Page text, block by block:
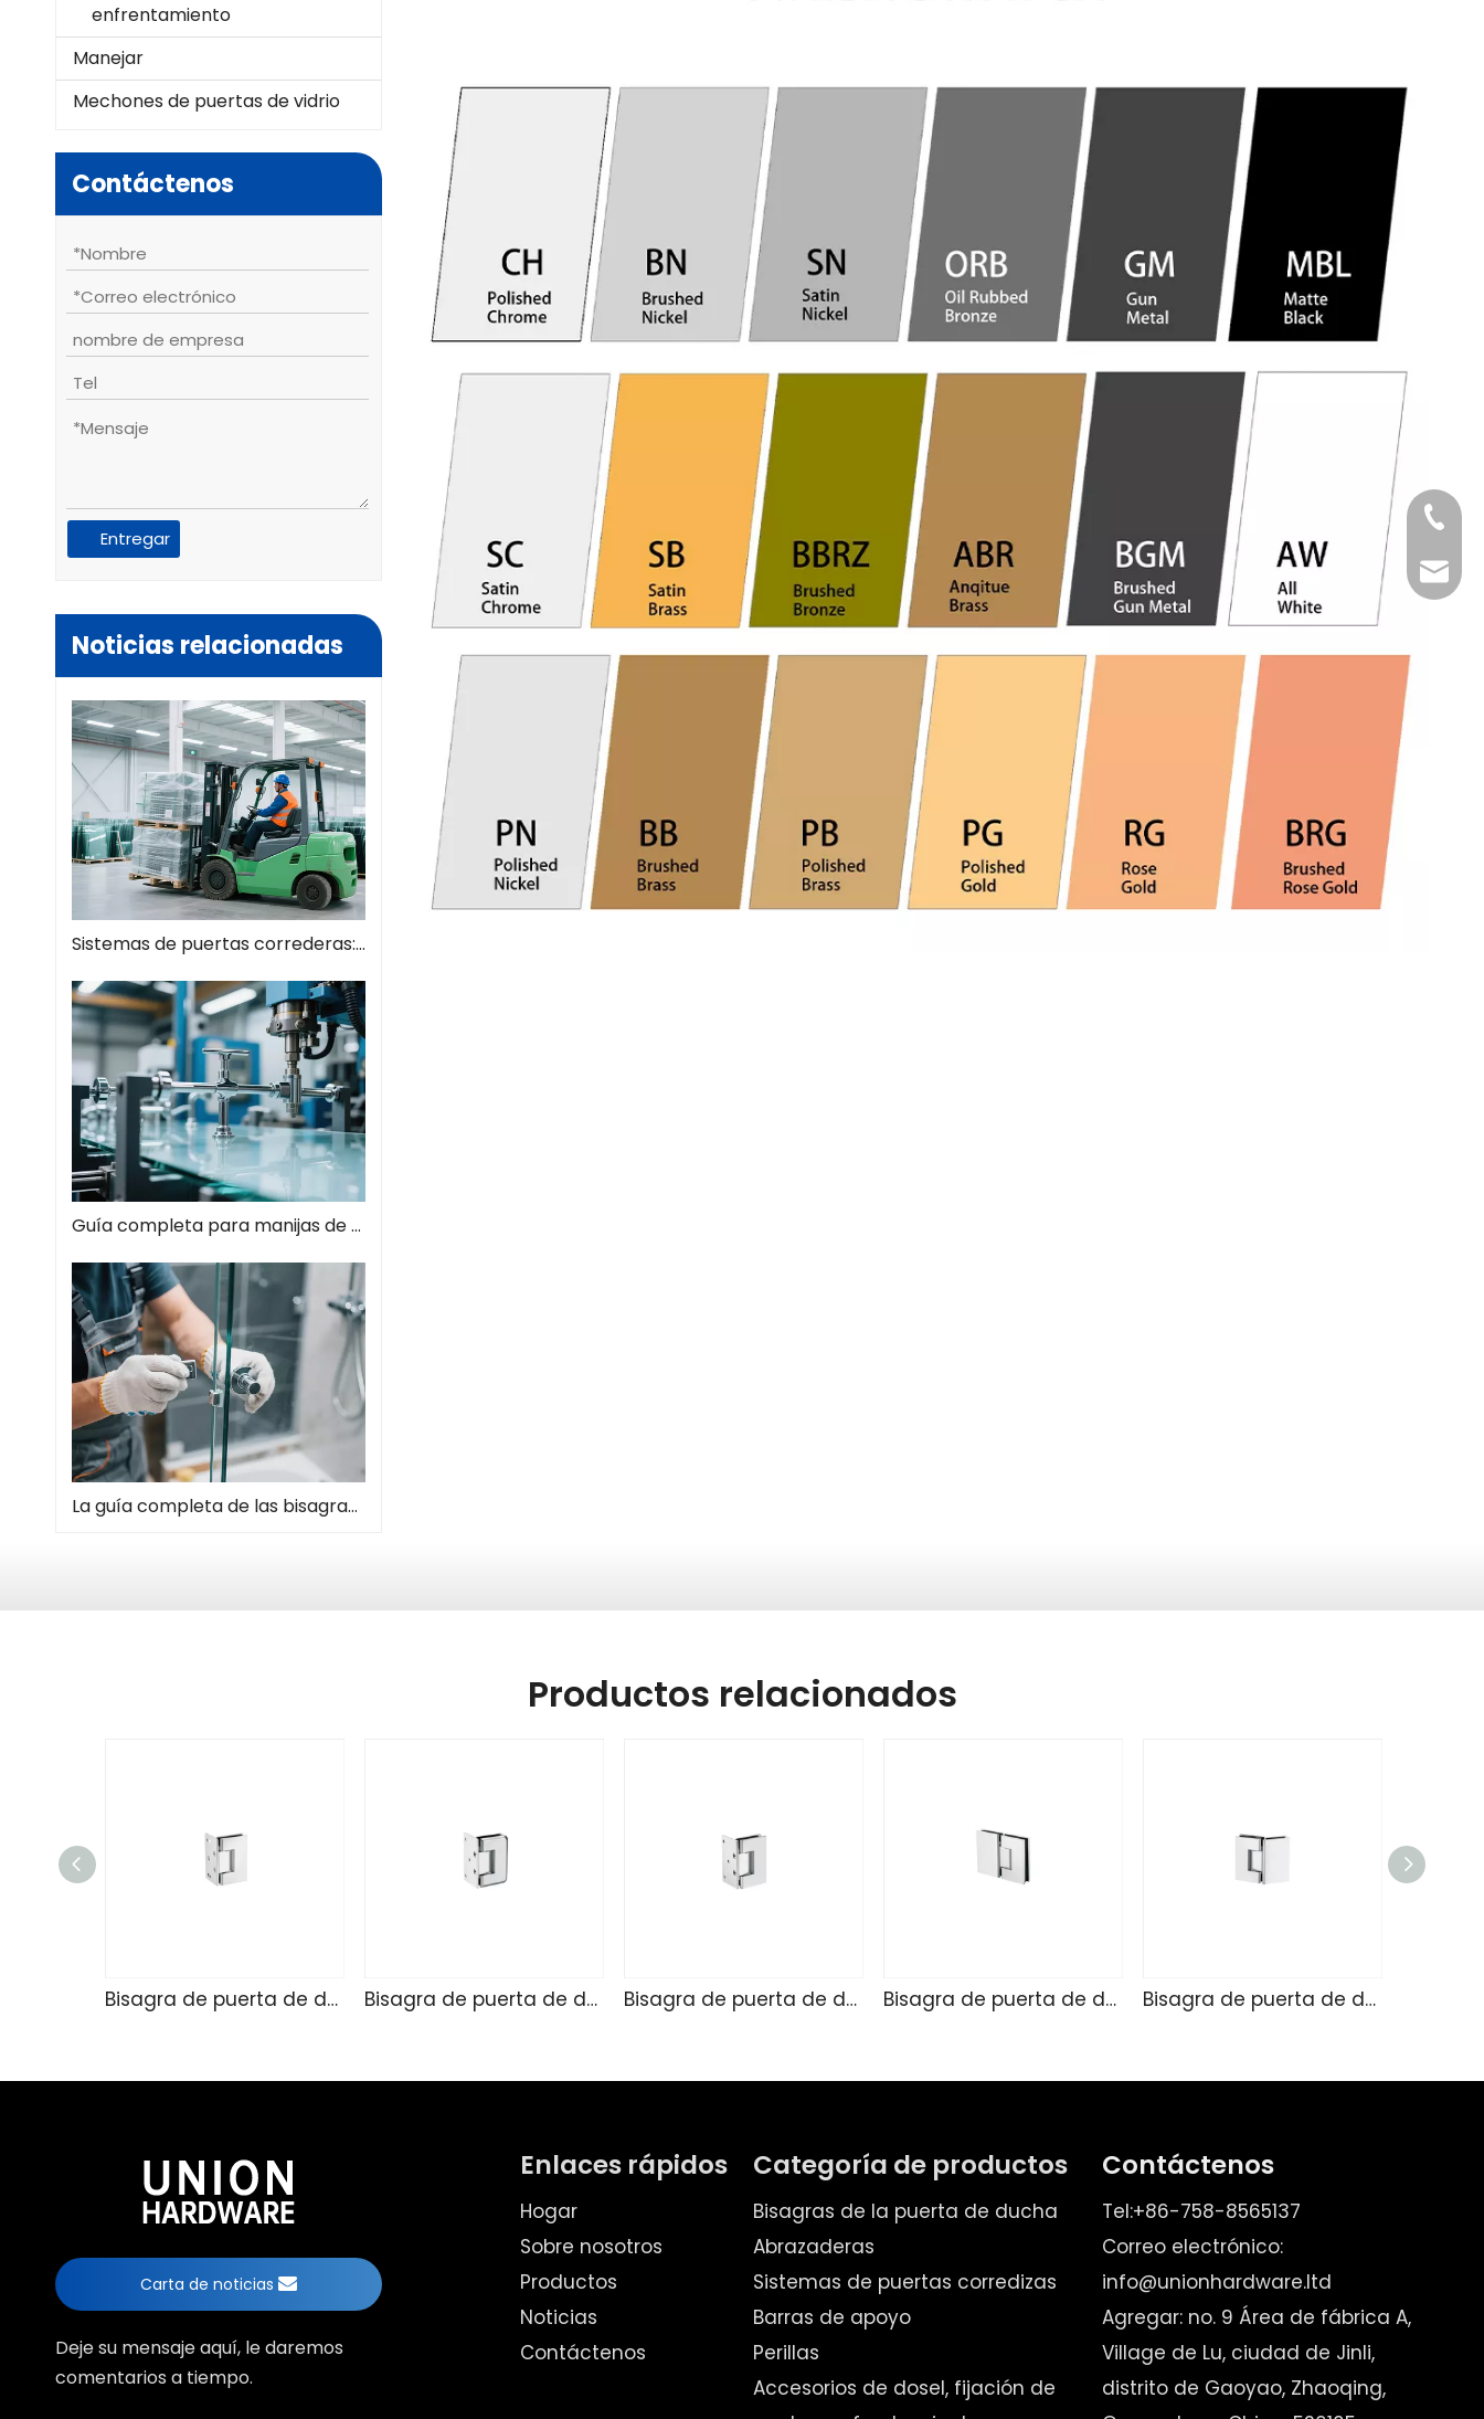
enfrentamiento
Manejar
Mechones de puertas de vidrio
Contáctenos
Entregar
Noticias relacionadas
Sistemas de puertas correderas: guía completa de soluciones espaciales modernas
Guía completa para manijas de tiros de vidrio: el estilo se encuentra con la función
La guía completa de las bisagras de la puerta de la ducha: tipos, instalación y mantenimiento
Productos relacionados
Bisagra de puerta de ducha de vidrio LAS4801 Bisagra de puerta de ducha de vidrio LA4803 Bisagra de puerta de ducha de vidrio LA4802 Bisagra de puerta de ducha de vidrio AS4801-180 Bisagra de puerta de ducha de vidrio AS4801-135
Carta de noticias
Deje su mensaje aquí, le daremos
comentarios a tiempo.
Enlaces rápidos
Hogar
Sobre nosotros
Productos
Noticias
Contáctenos
Categoría de productos
Bisagras de la puerta de ducha
Abrazaderas
Sistemas de puertas corredizas
Barras de apoyo
Perillas
Accesorios de dosel, fijación de
Contáctenos
Tel:+86-758-8565137
Correo electrónico:
info@unionhardware.ltd
Agregar: no. 9 Área de fábrica A,
Village de Lu, ciudad de Jinli,
distrito de Gaoyao, Zhaoqing,
Tel
Email